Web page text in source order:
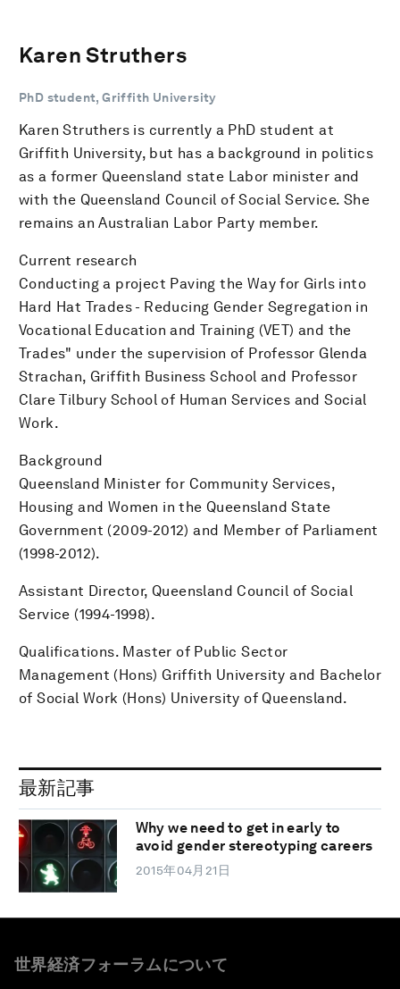
Karen Struthers
PhD student, Griffith University
Karen Struthers is currently a PhD student at
Griffith University, but has a background in politics
as a former Queensland state Labor minister and
with the Queensland Council of Social Service. She
remains an Australian Labor Party member.
Current research
Conducting a project Paving the Way for Girls into
Hard Hat Trades - Reducing Gender Segregation in
Vocational Education and Training (VET) and the
Trades" under the supervision of Professor Glenda
Strachan, Griffith Business School and Professor
Clare Tilbury School of Human Services and Social
Work.
Background
Queensland Minister for Community Services,
Housing and Women in the Queensland State
Government (2009-2012) and Member of Parliament
(1998-2012).
Assistant Director, Queensland Council of Social
Service (1994-1998).
Qualifications. Master of Public Sector
Management (Hons) Griffith University and Bachelor
of Social Work (Hons) University of Queensland.
最新記事
Why we need to get in early to
avoid gender stereotyping careers
2015年04月21日
世界経済フォーラムについて